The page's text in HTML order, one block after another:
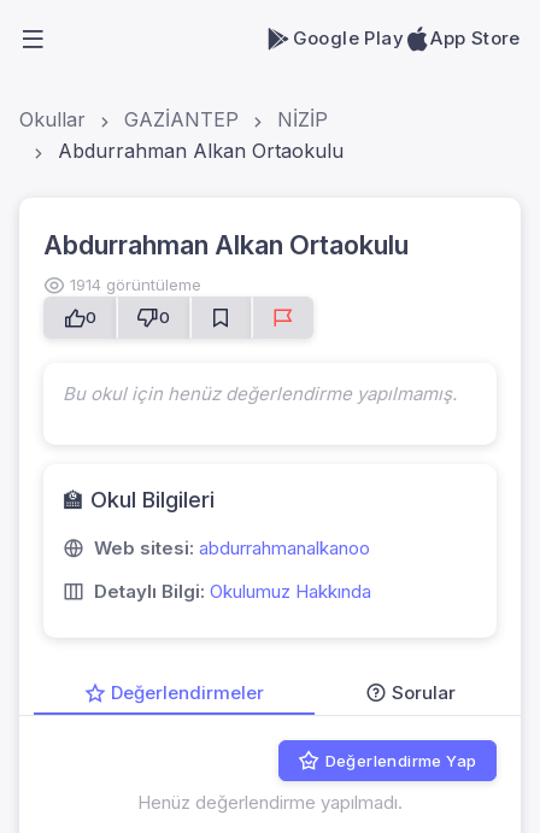
Google Play App Store
Okullar GAZİANTEP
NİZİP
Abdurrahman Alkan Ortaokulu
Abdurrahman Alkan Ortaokulu
1914 görüntüleme
0
0
Bu okul için henüz değerlendirme yapılmamış.
🏫 Okul Bilgileri
Web sitesi: abdurrahmanalkanoo
Detaylı Bilgi: Okulumuz Hakkında
Değerlendirmeler Sorular
Değerlendirme Yap
Henüz değerlendirme yapılmadı.